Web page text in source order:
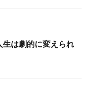
生は劇的に変えられ